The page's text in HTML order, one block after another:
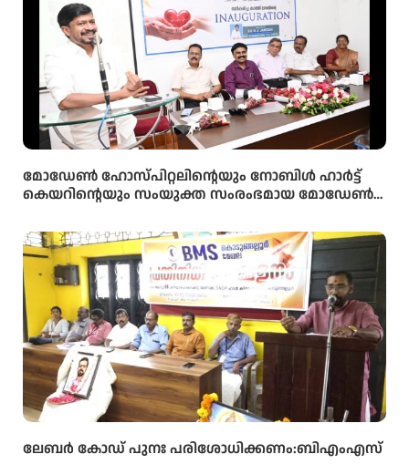
മോഡേൺ ഹോസ്‌പിറ്റലിന്റെയും നോബിൾ ഹാർട്ട്
കെയറിന്റെയും സംയുക്ത സംരംഭമായ മോഡേൺ
ഉദ്ഘാടനം മന്ത്രി ഒ ജെ ജനീഷ് നിർവ്വഹിച്ചു.
ലേബർ കോഡ് പുനഃ പരിശോധിക്കണം:ബിഎംഎസ്